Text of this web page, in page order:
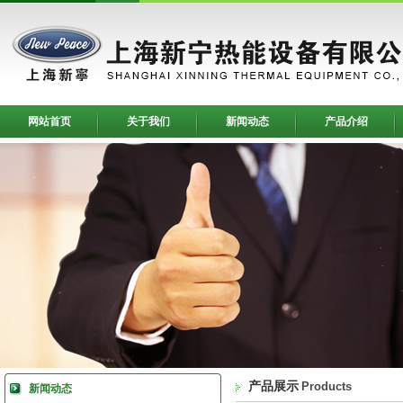
网站首页 关于我们 新闻动态 产品介绍
新闻动态 产品展示 Products